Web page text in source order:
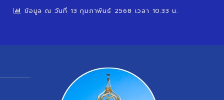
ข้อมูล ณ วันที่ 13 กุมภาพันธ์ 2568 เวลา 10.33 น.